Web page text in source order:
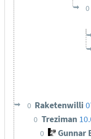
0
0 Raketenwilli
0 Treziman
0 Gunnar